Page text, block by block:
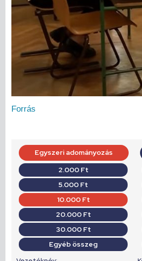
Forrás